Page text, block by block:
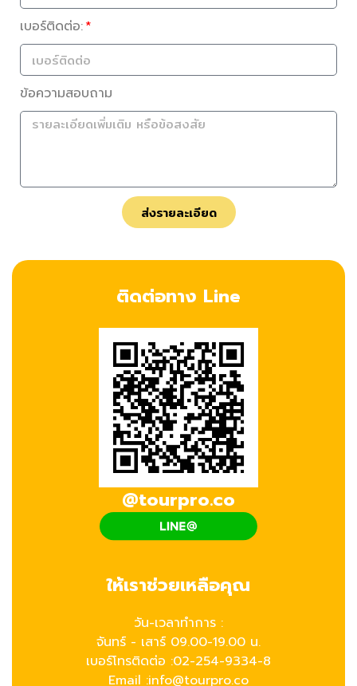
เบอร์ติดต่อ:
ข้อความสอบถาม
ส่งรายละเอียด
ติดต่อทาง Line
@tourpro.co
ให้เราช่วยเหลือคุณ
วัน-เวลาทำการ :
จันทร์ - เสาร์ 09.00-19.00 น.
เบอร์โทรติดต่อ :02-254-9334-8
Email :info@tourpro.co